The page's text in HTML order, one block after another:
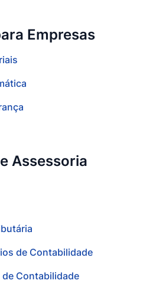
Empresas
Assessoria
de Contabilidade
de Contabilidade